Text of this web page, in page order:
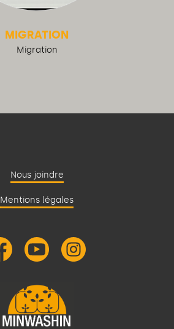
MIGRATION
Migration
Nous joindre
Mentions légales